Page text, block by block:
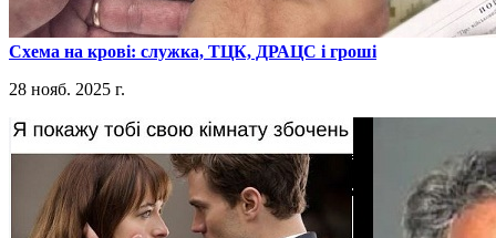
​Схема на крові: служка, ТЦК, ДРАЦС і гроші
28 нояб. 2025 г.